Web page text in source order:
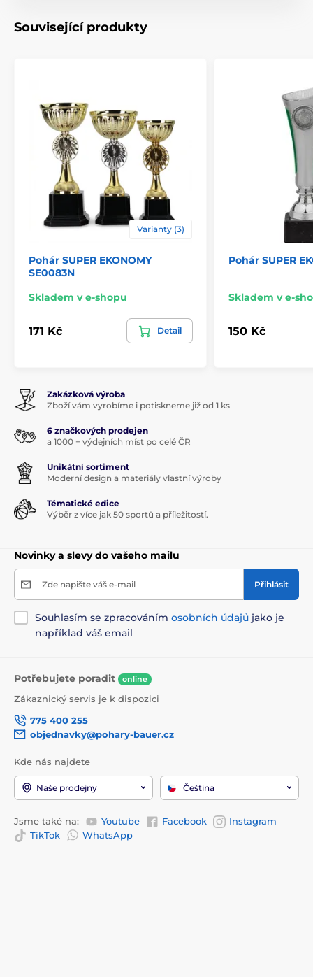
Motiv
Způsob personalizace štítek
Související produkty
Varianty (3)
Pohár SUPER EKONOMY
SE0083N
Skladem v e-shopu
171 Kč Detail
Pohár SUPER
Skladem v e-
150 Kč
Zakázková výroba
Zboží vám vyrobíme i potiskneme již od 1 ks
6 značkových prodejen
a 1000 + výdejních míst po celé ČR
Unikátní sortiment
Moderní design a materiály vlastní výroby
Tématické edice
Výběr z více jak 50 sportů a příležitostí.
Novinky a slevy do vašeho mailu
Zde napište váš e-mail Přihlásit
Souhlasím se zpracováním osobních údajů jako je
například váš email
Potřebujete poradit online
Zákaznický servis je k dispozici
775 400 255
objednavky@pohary-bauer.cz
Kde nás najdete
Naše prodejny Čeština
Jsme také na: Youtube Facebook
Instagram
TikTok
WhatsApp